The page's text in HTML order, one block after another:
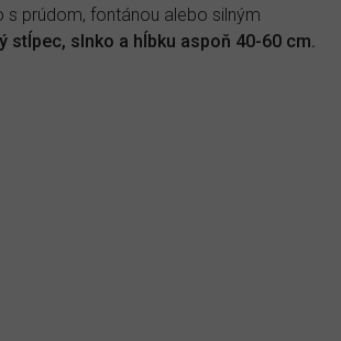
prúdom, fontánou alebo silným
stĺpec, slnko a hĺbku aspoň 40-60 cm.